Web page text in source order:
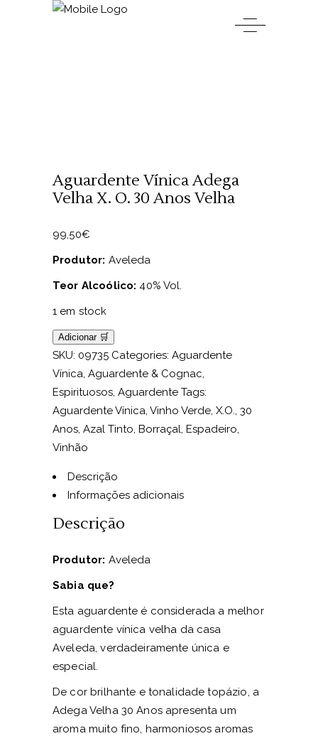
Aguardente Vínica Adega
Velha X. O. 30 Anos Velha
99,50€
Produtor: Aveleda
Teor Alcoólico: 40% Vol.
1 em stock
Adicionar 🛒
SKU: 09735 Categories: Aguardente
Vínica, Aguardente & Cognac,
Espirituosos, Aguardente Tags:
Aguardente Vínica, Vinho Verde, X.O., 30
Anos, Azal Tinto, Borraçal, Espadeiro,
Vinhão
Descrição
Informações adicionais
Descrição
Produtor: Aveleda
Sabia que?
Esta aguardente é considerada a melhor
aguardente vínica velha da casa
Aveleda, verdadeiramente única e
especial.
De cor brilhante e tonalidade topázio, a
Adega Velha 30 Anos apresenta um
aroma muito fino, harmoniosos aromas